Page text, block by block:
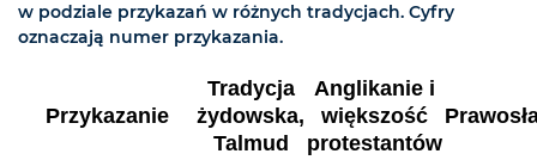
w podziale przykazań w różnych tradycjach. Cyfry
oznaczają numer przykazania.
Przykazanie
Tradycja
żydowska,
Talmud
Anglikanie i
większość
protestantów